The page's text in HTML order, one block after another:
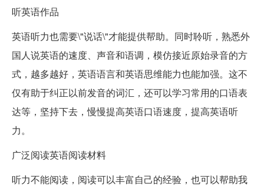
听英语作品
英语听力也需要\"说话\"才能提供帮助。同时聆听，熟悉外
国人说英语的速度、声音和语调，模仿接近原始录音的方
式，越多越好，英语语言和英语思维能力也能加强。这不
仅有助于纠正以前发音的词汇，还可以学习常用的口语表
达等，坚持下去，慢慢提高英语口语速度，提高英语听
力。
广泛阅读英语阅读材料
听力不能阅读，阅读可以丰富自己的经验，也可以帮助我